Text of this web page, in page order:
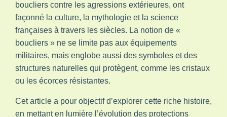
boucliers contre les agressions extérieures, ont
façonné la culture, la mythologie et la science
françaises à travers les siècles. La notion de «
boucliers » ne se limite pas aux équipements
militaires, mais englobe aussi des symboles et des
structures naturelles qui protègent, comme les cristaux
ou les écorces résistantes.
Cet article a pour objectif d’explorer cette riche histoire,
en mettant en lumière l’évolution des protections